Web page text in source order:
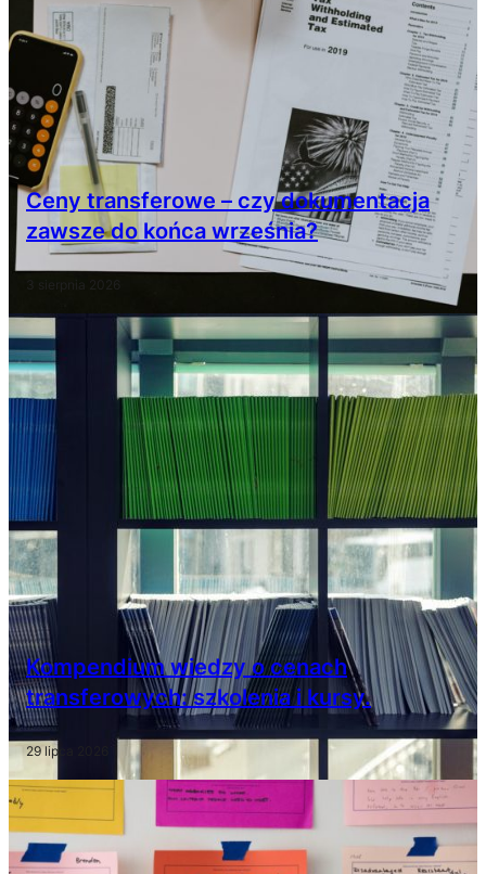
Ceny transferowe – czy dokumentacja
zawsze do końca września?
3 sierpnia 2026
Kompendium wiedzy o cenach
transferowych: szkolenia i kursy.
29 lipca 2026